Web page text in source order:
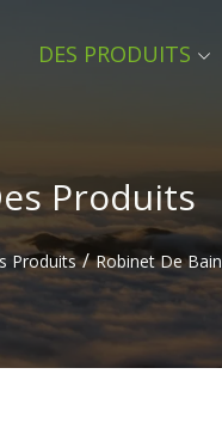
DES PRODUITS
Produits
Produits / Robinet De Bain